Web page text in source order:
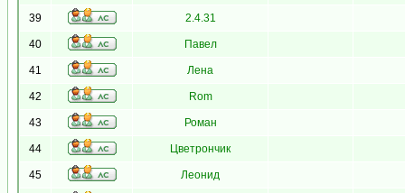
39 2.4.31
40 Павел
41 Лена
42 Rom
43 Роман
44 Цветрончик
45 Леонид